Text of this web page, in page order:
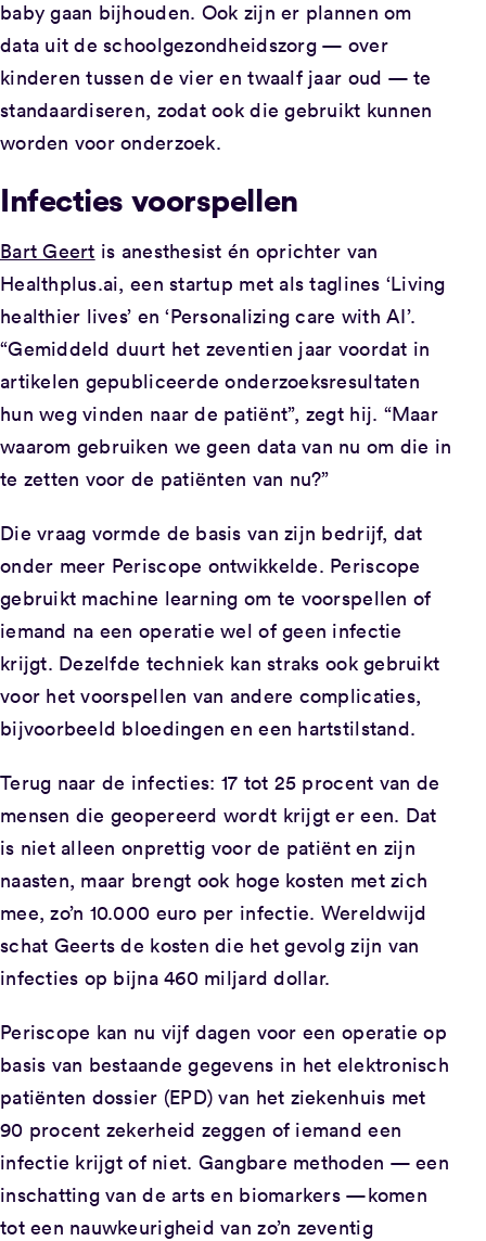
baby gaan bijhouden. Ook zijn er plannen om
data uit de schoolgezondheidszorg — over
kinderen tussen de vier en twaalf jaar oud — te
standaardiseren, zodat ook die gebruikt kunnen
worden voor onderzoek.
Infecties voorspellen
Bart Geert is anesthesist én oprichter van
Healthplus.ai, een startup met als taglines ‘Living
healthier lives’ en ‘Personalizing care with AI’.
“Gemiddeld duurt het zeventien jaar voordat in
artikelen gepubliceerde onderzoeksresultaten
hun weg vinden naar de patiënt”, zegt hij. “Maar
waarom gebruiken we geen data van nu om die in
te zetten voor de patiënten van nu?”
Die vraag vormde de basis van zijn bedrijf, dat
onder meer Periscope ontwikkelde. Periscope
gebruikt machine learning om te voorspellen of
iemand na een operatie wel of geen infectie
krijgt. Dezelfde techniek kan straks ook gebruikt
voor het voorspellen van andere complicaties,
bijvoorbeeld bloedingen en een hartstilstand.
Terug naar de infecties: 17 tot 25 procent van de
mensen die geopereerd wordt krijgt er een. Dat
is niet alleen onprettig voor de patiënt en zijn
naasten, maar brengt ook hoge kosten met zich
mee, zo’n 10.000 euro per infectie. Wereldwijd
schat Geerts de kosten die het gevolg zijn van
infecties op bijna 460 miljard dollar.
Periscope kan nu vijf dagen voor een operatie op
basis van bestaande gegevens in het elektronisch
patiënten dossier (EPD) van het ziekenhuis met
90 procent zekerheid zeggen of iemand een
infectie krijgt of niet. Gangbare methoden — een
inschatting van de arts en biomarkers —komen
tot een nauwkeurigheid van zo’n zeventig